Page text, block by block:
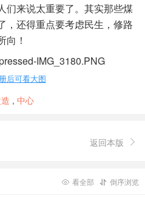
们来说太重要了。其实那些煤
，还得重点要考虑民生，修路
向！
后可看大图
, 中心
返回本版 
 倒序浏览
 看全部